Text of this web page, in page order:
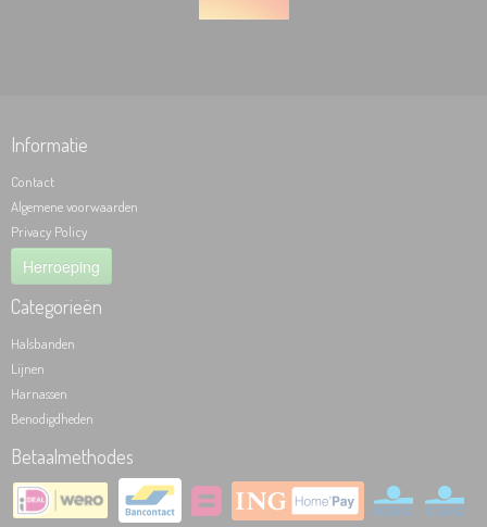
Informatie
Contact
Algemene voorwaarden
Privacy Policy
Herroeping
Categorieën
Halsbanden
Lijnen
Harnassen
Benodigdheden
Betaalmethodes